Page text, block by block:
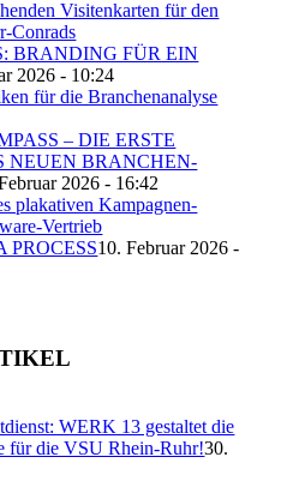
BRANDING FÜR EIN
2026 - 10:24
– DIE ERSTE
NEUEN BRANCHEN-
2026 - 16:42
PROCESS10. Februar 2026 -
WERK 13 gestaltet die
für die VSU Rhein-Ruhr!30.